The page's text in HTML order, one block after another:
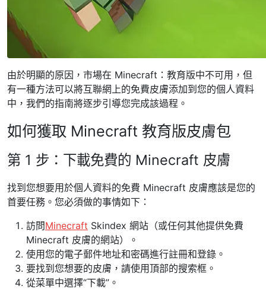
由於明顯的原因，市場在 Minecraft：教育版中不可用，但
有一種方法可以將互聯網上的免費皮膚添加到您的個人資料
中，我們的指南將逐步引導您完成該過程。
如何獲取 Minecraft 教育版皮膚包
第 1 步：下載免費的 Minecraft 皮膚
找到您想要用於個人資料的免費 Minecraft 皮膚應該是您的
首要任務。您必須做的事情如下：
訪問Minecraft Skindex 網站（或任何其他提供免費
Minecraft 皮膚的網站）。
使用您的電子郵件地址和密碼進行註冊和登錄。
要找到您想要的皮膚，請使用頂部的搜索框。
從菜單中選擇“下載”。